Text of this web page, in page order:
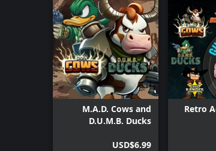
Retro
M.A.D. Cows and
D.U.M.B. Ducks
USD$6.99